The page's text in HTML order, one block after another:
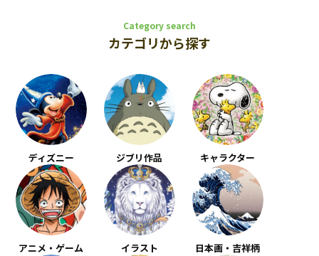
Category search
カテゴリから探す
ディズニー ジブリ作品 キャラクター
アニメ・ゲーム イラスト 日本画・吉祥柄